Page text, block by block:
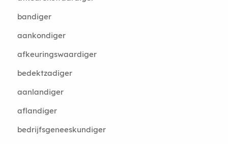
bandiger
aankondiger
afkeuringswaardiger
bedektzadiger
aanlandiger
aflandiger
bedrijfsgeneeskundiger